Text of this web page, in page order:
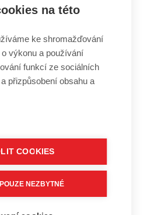
na této
ke shromažďování
výkonu a používání
funkcí ze sociálních
přizpůsobení obsahu a
COOKIES
NEZBYTNÉ